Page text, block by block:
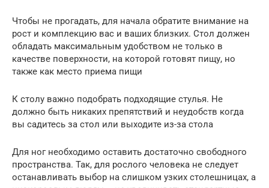
Чтобы не прогадать, для начала обратите внимание на
рост и комплекцию вас и ваших близких. Стол должен
обладать максимальным удобством не только в
качестве поверхности, на которой готовят пищу, но
также как место приема пищи
К столу важно подобрать подходящие стулья. Не
должно быть никаких препятствий и неудобств когда
вы садитесь за стол или выходите из-за стола
Для ног необходимо оставить достаточно свободного
пространства. Так, для рослого человека не следует
останавливать выбор на слишком узких столешницах, а